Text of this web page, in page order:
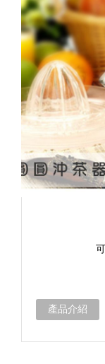
產品介紹